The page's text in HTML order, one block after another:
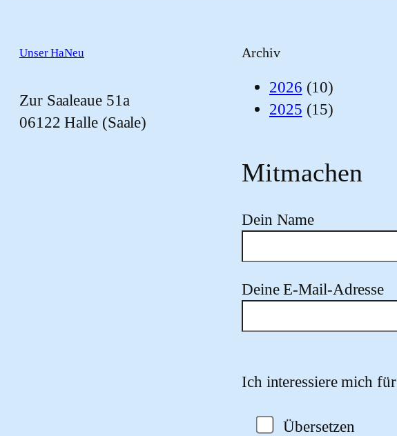
Unser HaNeu
Zur Saaleaue 51a
06122 Halle (Saale)
Archiv
2026 (10)
2025 (15)
Mitmachen
Dein Name
Deine E-Mail-Adresse
Ich interessiere mich für
Übersetzen